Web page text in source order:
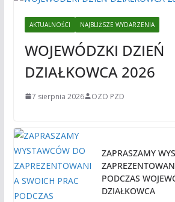
AKTUALNOŚCI NAJBLIŻSZE WYDARZENIA
WOJEWÓDZKI DZIEŃ
DZIAŁKOWCA 2026
7 sierpnia 2026 OZO PZD
ZAPRASZAMY
PODCZAS
DZIAŁKOWCA